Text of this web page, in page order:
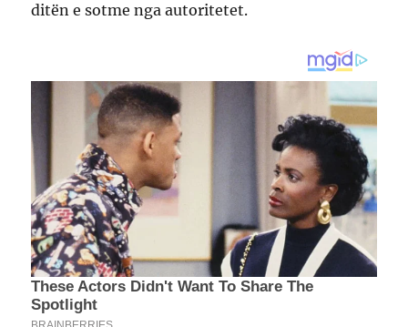
ditën e sotme nga autoritetet.